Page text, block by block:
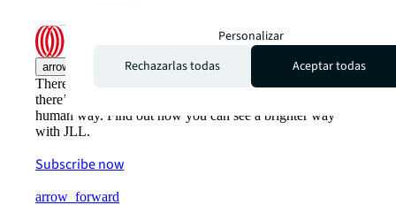
arrow_upward
There’s the conventional way of doing things. And then,
there’s the JLL way. A more innovative, intelligent and
human way. Find out how you can see a brighter way
with JLL.
Subscribe now
arrow_forward
Personalizar
Rechazarlas todas
Aceptar todas